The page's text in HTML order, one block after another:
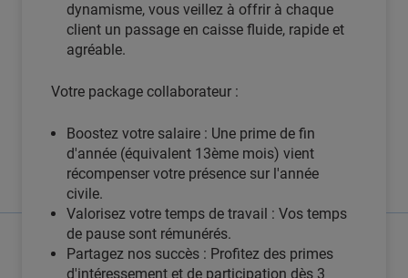
dynamisme, vous veillez à offrir à chaque
client un passage en caisse fluide, rapide et
agréable.
Votre package collaborateur :
Boostez votre salaire : Une prime de fin
d'année (équivalent 13ème mois) vient
récompenser votre présence sur l'année
civile.
Valorisez votre temps de travail : Vos temps
de pause sont rémunérés.
Partagez nos succès : Profitez des primes
d'intéressement et de participation dès 3